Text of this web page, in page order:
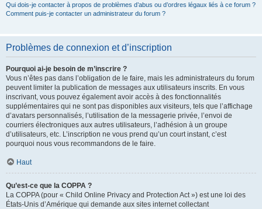
Qui dois-je contacter à propos de problèmes d’abus ou d’ordres légaux liés à ce forum ?
Comment puis-je contacter un administrateur du forum ?
Problèmes de connexion et d’inscription
Pourquoi ai-je besoin de m’inscrire ?
Vous n’êtes pas dans l’obligation de le faire, mais les administrateurs du forum
peuvent limiter la publication de messages aux utilisateurs inscrits. En vous
inscrivant, vous pouvez également avoir accès à des fonctionnalités
supplémentaires qui ne sont pas disponibles aux visiteurs, tels que l’affichage
d’avatars personnalisés, l’utilisation de la messagerie privée, l’envoi de
courriers électroniques aux autres utilisateurs, l’adhésion à un groupe
d’utilisateurs, etc. L’inscription ne vous prend qu’un court instant, c’est
pourquoi nous vous recommandons de le faire.
Haut
Qu’est-ce que la COPPA ?
La COPPA (pour « Child Online Privacy and Protection Act ») est une loi des
États-Unis d’Amérique qui demande aux sites internet collectant